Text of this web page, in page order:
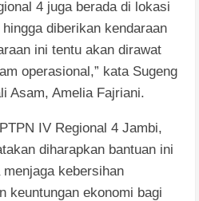
4 juga berada di lokasi
diberikan kendaraan
ini tentu akan dirawat
operasional,” kata Sugeng
Asam, Amelia Fajriani.
IV Regional 4 Jambi,
diharapkan bantuan ini
kebersihan
keuntungan ekonomi bagi